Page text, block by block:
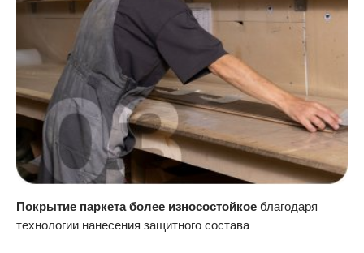
Покрытие паркета более износостойкое благодаря
технологии нанесения защитного состава